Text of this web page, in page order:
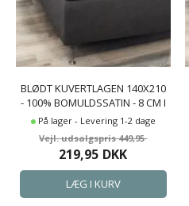
BLØDT KUVERTLAGEN 140X210
- 100% BOMULDSSATIN - 8 CM I
HØJDEN - BLÅT LAGEN TIL
TOPMADRAS - BY NIGHT SATIN
LAGEN
På lager - Levering 1-2 dage
449,95
219,95 DKK